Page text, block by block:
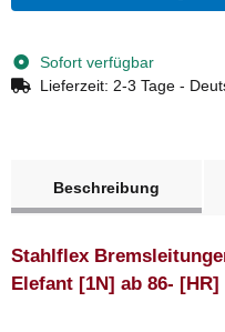
Sofort verfügbar
Lieferzeit: 2-3 Tage -
Beschreibung
Stahlflex
Elefant [1N] ab 86- [HR]